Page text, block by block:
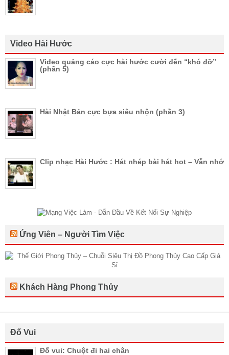
Video Hài Hước
Video quảng cáo cực hài hước cười đến “khó đỡ”
(phần 5)
Hài Nhật Bản cực bựa siêu nhộn (phần 3)
Clip nhạc Hài Hước : Hát nhép bài hát hot – Vẫn nhớ
Ứng Viên – Người Tìm Việc
Khách Hàng Phong Thủy
Đố Vui
Đố vui: Chuột đi hai chân